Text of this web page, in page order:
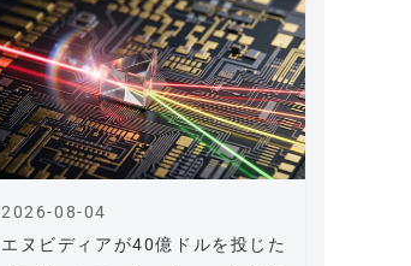
エヌビディアが40億ドルを投じた
2026-08-04